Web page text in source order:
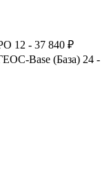
12 - 37 840 ₽
Base (База) 24 -